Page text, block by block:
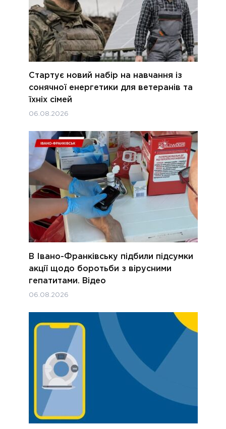
Стартує новий набір на навчання із
сонячної енергетики для ветеранів та
їхніх сімей
06.08.2026
В Івано-Франківську підбили підсумки
акції щодо боротьби з вірусними
гепатитами. Відео
06.08.2026